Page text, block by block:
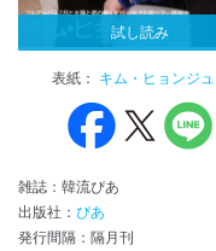
試し読み
表紙： キム・ヒョンジ
雑誌：韓流ぴあ
出版社： ぴあ
発行間隔：隔月刊